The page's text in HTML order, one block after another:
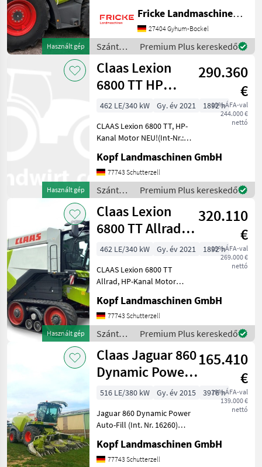
Használt gép
automatischer
Transportschutz, Auto
Contour Bodenanpassung,
Gutfluss Premium Line, 2
Gang
Fricke Landmaschinen GmbH
27404 Gyhum-Bockel
Szántóföldi
betakarítógépek
/ Claas
Premium Plus kereskedő
Használt gép
Claas Lexion
6800 TT HP
Kanal hydr.
Motor NEU
290.360
€
19% ÁFA-val
244.000 €
nettó
462 LE/340 kW Gy. év 2021
1892 h
CLAAS Lexion 6800 TT, HP-
Kanal Motor NEU!(Int-Nr.:
Betriebsstunden, 1280
Trommelstunden, 881 eff.
Stunden, Beleuchtung LED
klappbare Vorsa
Kopf Landmaschinen GmbH
77743 Schutterzell
Szántóföldi
betakarítógépek
/ Claas
Premium Plus kereskedő
Használt gép
Claas Lexion
6800 TT Allrad
HP Kanal hydr.
320.110
€
19% ÁFA-val
269.000 €
nettó
462 LE/340 kW Gy. év 2021
1892 h
CLAAS Lexion 6800 TT
Allrad, HP-Kanal Motor
Baujahr 2021 1892
Betriebsstunden, 1280
Trommelstunden, 881 eff.
Stunden, Beleuchtung LED
klappba
Kopf Landmaschinen GmbH
77743 Schutterzell
Szántóföldi
betakarítógépek
/ Claas
Premium Plus kereskedő
Claas Jaguar 860
Dynamic Power
Auto-Fill
165.410
€
19% ÁFA-val
139.000 €
nettó
516 LE/380 kW Gy. év 2015
3976 h
Jaguar 860 Dynamic Power
Auto-Fill (Int. Nr. 16260)
Betriebsstunden 2.668
Trommelstunden 1.524
Kopf Landmaschinen GmbH
77743 Schutterzell